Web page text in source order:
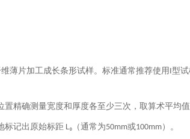
薄片加工成长条形试样。标准通常推荐使用 I型
精确测量宽度和厚度各至少三次，取算术平均
标记出原始标距 L₀ （通常为50mm或100mm）。